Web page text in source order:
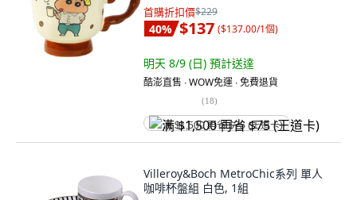
首購折扣價$229
40% $137 ($137.00/1個)
明天 8/9 (日) 預計送達
酷澎直售 ∙ WOW免運 ∙ 免費退貨
(18)
满 $1,500 再省 $75 (王道卡)
Villeroy&Boch MetroChic系列 單人
咖啡杯盤組 白色, 1組